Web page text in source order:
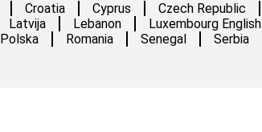
Croatia Cyprus Czech Republic
Latvija Lebanon Luxembourg English
Polska Romania Senegal Serbia